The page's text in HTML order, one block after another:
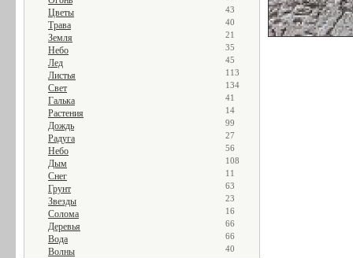
Цветы 43
Трава 40
Земля 21
Небо 35
Лед 45
Листья 113
Свет 134
Галька 41
Растения 14
Дождь 99
Радуга 27
Небо 56
Дым 108
Снег 11
Грунт 63
Звезды 23
Солома 16
Деревья 66
Вода 66
Волны 40